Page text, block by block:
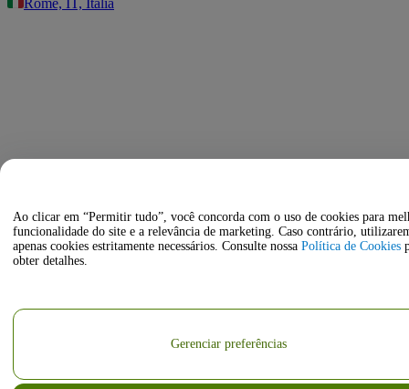
Ao clicar em “Permitir tudo”, você concorda com o uso de cookies para
funcionalidade do site e a relevância de marketing. Caso contrário,
apenas cookies estritamente necessários. Consulte nossa Política de Cookies
obter detalhes.
Gerenciar preferências